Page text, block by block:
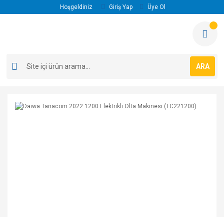
Hoşgeldiniz Giriş Yap Üye Ol
ARA